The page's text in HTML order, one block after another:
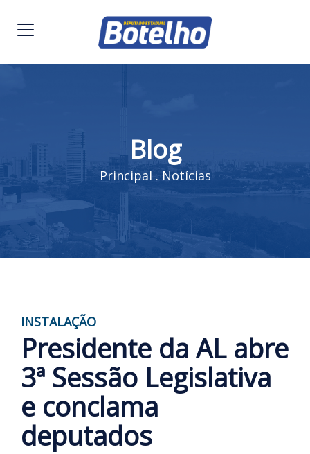
Blog
Principal. Notícias
INSTALAÇÃO
Presidente da AL abre
3ª Sessão Legislativa
e conclama
deputados